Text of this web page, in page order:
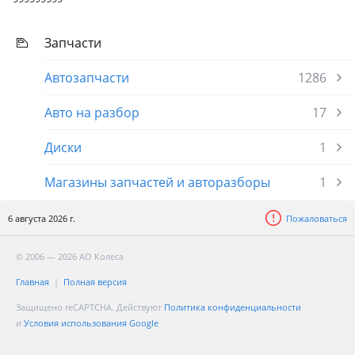
Запчасти
Автозапчасти
1286
Авто на разбор
17
Диски
1
Магазины запчастей и авторазборы
1
6 августа 2026 г. Пожаловаться
© 2006 — 2026 АО Колеса
Главная Полная версия
Защищено reCAPTCHA. Действуют Политика конфиденциальности
и Условия использования Google